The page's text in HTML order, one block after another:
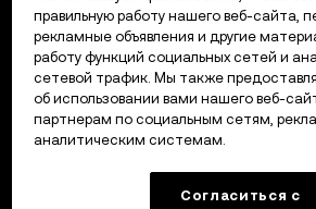
Поддержка
Купить крипто
Крипто-калькулятор
правильную работу нашего веб-сайта,
рекламные объявления и другие
работу функций социальных сетей и
сетевой трафик. Мы также
об использовании вами нашего веб-
партнерам по социальным сетям,
аналитическим системам.
Согласиться с